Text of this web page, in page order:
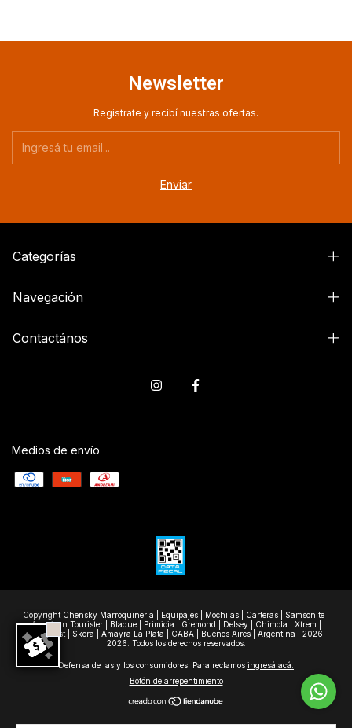
Newsletter
Registrate y recibí nuestras ofertas.
Categorías
Navegación
Contactános
Medios de envío
Copyright Chensky Marroquineria | Equipajes | Mochilas | Carteras | Samsonite |
American Tourister | Blaque | Primicia | Gremond | Delsey | Chimola | Xtrem |
Wanderlast | Skora | Amayra La Plata | CABA | Buenos Aires | Argentina | 2026 -
2026. Todos los derechos reservados.
Defensa de las y los consumidores. Para reclamos ingresá acá.
Botón de arrepentimiento